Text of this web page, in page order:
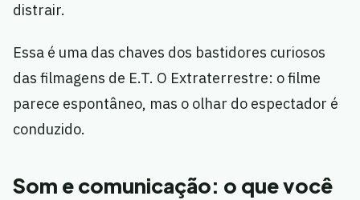
distrair.
Essa é uma das chaves dos bastidores curiosos
das filmagens de E.T. O Extraterrestre: o filme
parece espontâneo, mas o olhar do espectador é
conduzido.
Som e comunicação: o que você